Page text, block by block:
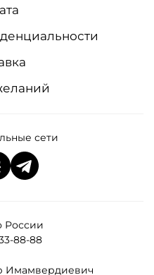
России
88-88
Имамвердиевич
сети